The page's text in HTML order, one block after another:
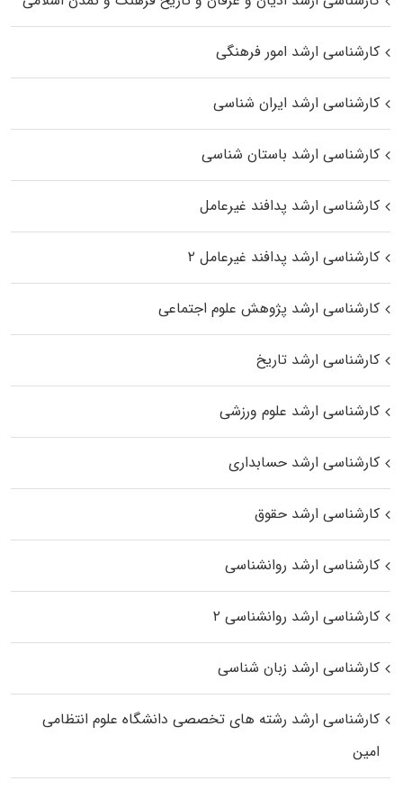
کارشناسی ارشد امور فرهنگی
کارشناسی ارشد ایران شناسی
کارشناسی ارشد باستان شناسی
کارشناسی ارشد پدافند غیرعامل
کارشناسی ارشد پدافند غیرعامل ۲
کارشناسی ارشد پژوهش علوم اجتماعی
کارشناسی ارشد تاریخ
کارشناسی ارشد علوم ورزشی
کارشناسی ارشد حسابداری
کارشناسی ارشد حقوق
کارشناسی ارشد روانشناسی
کارشناسی ارشد روانشناسی ۲
کارشناسی ارشد زبان شناسی
کارشناسی ارشد رﺷﺘﻪ ﻫﺎی تخصصی داﻧﺸﮕﺎه ﻋﻠﻮم انتظامی
اﻣﻴﻦ